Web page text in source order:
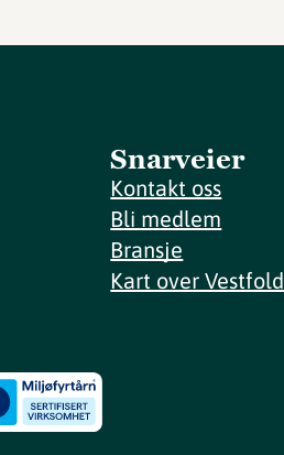
Snarveier
Kontakt oss
Bli medlem
Bransje
Kart over Vestfold